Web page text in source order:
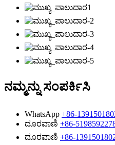
ನಮ್ಮನ್ನು ಸಂಪರ್ಕಿಸಿ
WhatsApp +86-
ದೂರವಾಣಿ +86-
ದೂರವಾಣಿ +86-